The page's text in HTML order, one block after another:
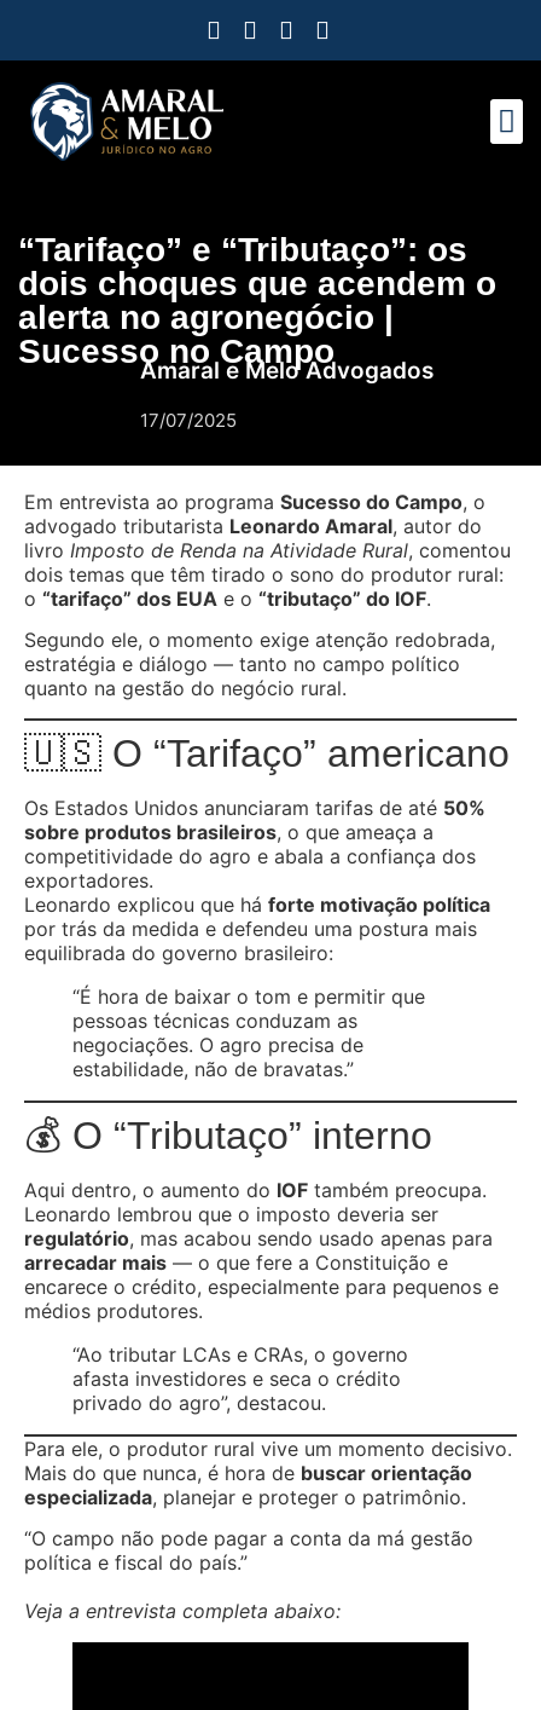
“Tarifaço” e “Tributaço”: os
dois choques que acendem o
alerta no agronegócio |
Sucesso no Campo
Amaral e Melo Advogados
17/07/2025
Em entrevista ao programa Sucesso do Campo, o
advogado tributarista Leonardo Amaral, autor do
livro Imposto de Renda na Atividade Rural, comentou
dois temas que têm tirado o sono do produtor rural:
o “tarifaço” dos EUA e o “tributaço” do IOF.
Segundo ele, o momento exige atenção redobrada,
estratégia e diálogo — tanto no campo político
quanto na gestão do negócio rural.
🇺🇸 O “Tarifaço” americano
Os Estados Unidos anunciaram tarifas de até 50%
sobre produtos brasileiros, o que ameaça a
competitividade do agro e abala a confiança dos
exportadores.
Leonardo explicou que há forte motivação política
por trás da medida e defendeu uma postura mais
equilibrada do governo brasileiro:
“É hora de baixar o tom e permitir que
pessoas técnicas conduzam as
negociações. O agro precisa de
estabilidade, não de bravatas.”
💰 O “Tributaço” interno
Aqui dentro, o aumento do IOF também preocupa.
Leonardo lembrou que o imposto deveria ser
regulatório, mas acabou sendo usado apenas para
arrecadar mais — o que fere a Constituição e
encarece o crédito, especialmente para pequenos e
médios produtores.
“Ao tributar LCAs e CRAs, o governo
afasta investidores e seca o crédito
privado do agro”, destacou.
Para ele, o produtor rural vive um momento decisivo.
Mais do que nunca, é hora de buscar orientação
especializada, planejar e proteger o patrimônio.
“O campo não pode pagar a conta da má gestão
política e fiscal do país.”
Veja a entrevista completa abaixo: